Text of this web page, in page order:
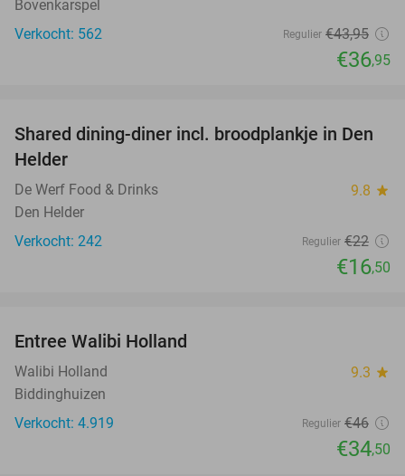
Bovenkarspel
Verkocht: 562
Regulier €43,95
€36,95
25%
Shared dining-diner incl. broodplankje in Den
Helder
De Werf Food & Drinks 9.8 star
Den Helder
Verkocht: 242
Regulier €22
€16,50
Entree Walibi Holland
Walibi Holland 9.3 star
Biddinghuizen
Verkocht: 4.919
Regulier €46
€34,50